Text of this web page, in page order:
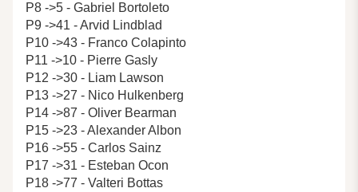
P8 ->5 - Gabriel Bortoleto
P9 ->41 - Arvid Lindblad
P10 ->43 - Franco Colapinto
P11 ->10 - Pierre Gasly
P12 ->30 - Liam Lawson
P13 ->27 - Nico Hulkenberg
P14 ->87 - Oliver Bearman
P15 ->23 - Alexander Albon
P16 ->55 - Carlos Sainz
P17 ->31 - Esteban Ocon
P18 ->77 - Valteri Bottas